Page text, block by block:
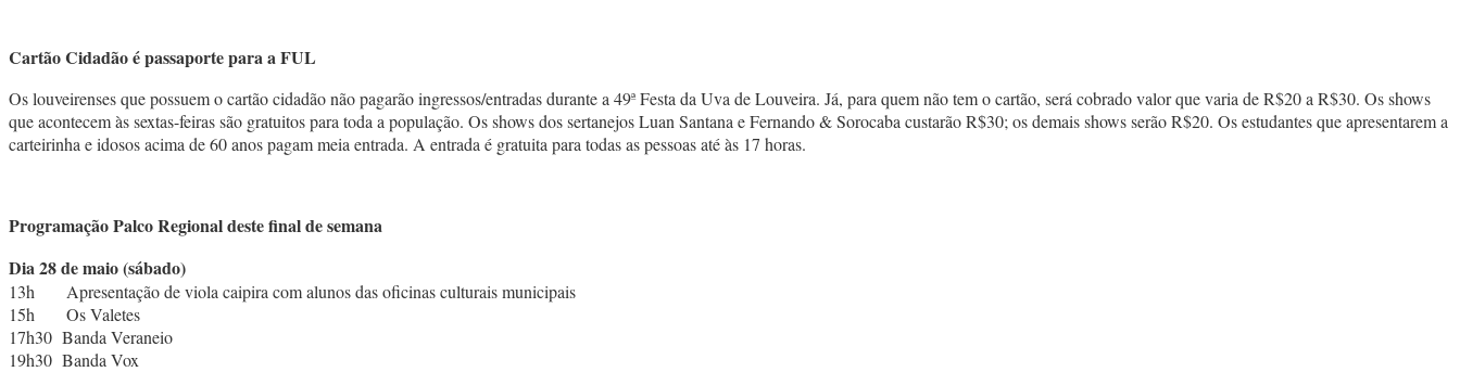
Cartão Cidadão é passaporte para a FUL
Os louveirenses que possuem o cartão cidadão não pagarão ingressos/entradas durante a 49ª Festa da Uva de Louveira. Já, para quem não tem o cartão, será cobrado valor que varia de R$20 a R$30. Os shows
que acontecem às sextas-feiras são gratuitos para toda a população. Os shows dos sertanejos Luan Santana e Fernando & Sorocaba custarão R$30; os demais shows serão R$20. Os estudantes que apresentarem a
carteirinha e idosos acima de 60 anos pagam meia entrada. A entrada é gratuita para todas as pessoas até às 17 horas.
Programação Palco Regional deste final de semana
Dia 28 de maio (sábado)
13h Apresentação de viola caipira com alunos das oficinas culturais municipais
15h Os Valetes
17h30 Banda Veraneio
19h30 Banda Vox